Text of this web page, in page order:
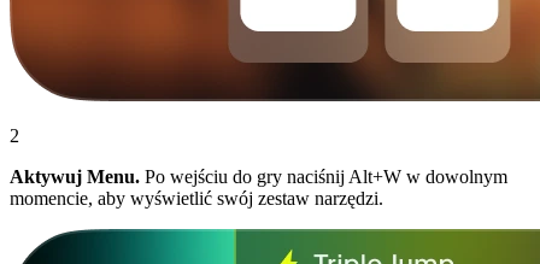
2
Aktywuj Menu. Po wejściu do gry naciśnij Alt+W w dowolnym
momencie, aby wyświetlić swój zestaw narzędzi.